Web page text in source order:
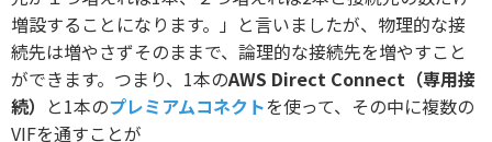
増設することになります。」と言いましたが、物理的な接
続先は増やさずそのままで、論理的な接続先を増やすこと
ができます。つまり、1本のAWS Direct Connect（専用接
続） と1本のプレミアムコネクトを使って、その中に複数の
VIFを通すことが